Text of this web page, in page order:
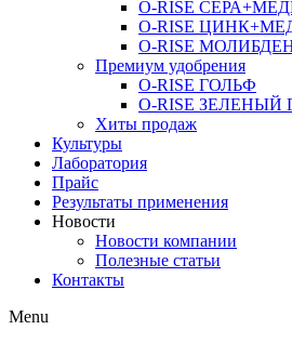
O-RISE
O-RISE
O-RISE
Премиум удобрения
O-RISE ГОЛЬФ
O-RISE ЗЕЛЕНЫЙ
Хиты продаж
Культуры
Лаборатория
Прайс
Результаты применения
Новости
Новости компании
Полезные статьи
Контакты
Menu